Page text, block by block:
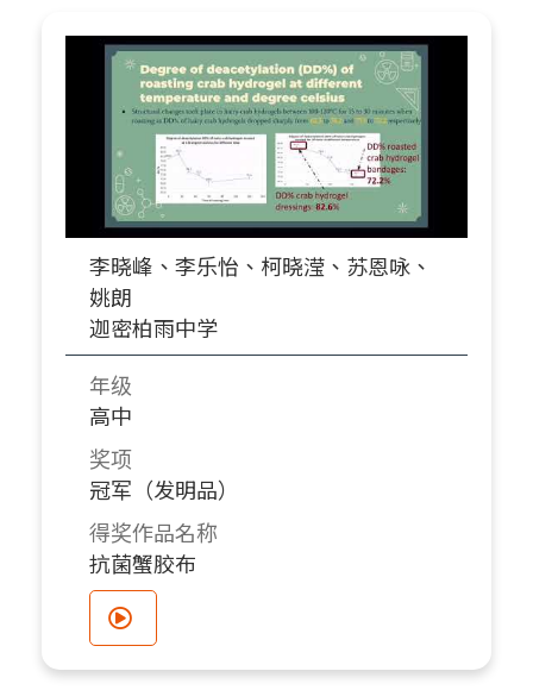
李晓峰、李乐怡、柯晓滢、苏恩咏、
姚朗
迦密柏雨中学
年级
高中
奖项
冠军（发明品）
得奖作品名称
抗菌蟹胶布